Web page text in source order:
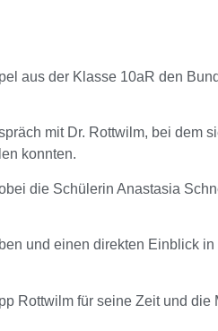
aus der Klasse 10aR den
mit Dr. Rottwilm, bei dem
konnten.
die Schülerin Anastasia
und einen direkten Einblick
Rottwilm für seine Zeit und